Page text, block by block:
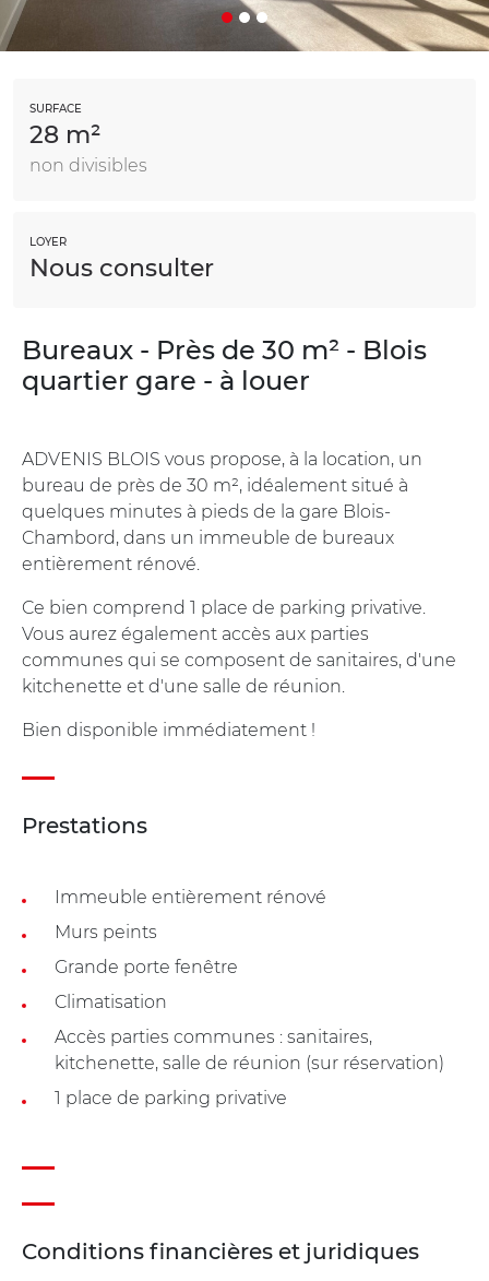
SURFACE
28 m²
non divisibles
LOYER
Nous consulter
Bureaux - Près de 30 m² - Blois
quartier gare - à louer
ADVENIS BLOIS vous propose, à la location, un
bureau de près de 30 m², idéalement situé à
quelques minutes à pieds de la gare Blois-
Chambord, dans un immeuble de bureaux
entièrement rénové.
Ce bien comprend 1 place de parking privative.
Vous aurez également accès aux parties
communes qui se composent de sanitaires, d'une
kitchenette et d'une salle de réunion.
Bien disponible immédiatement !
Prestations
Immeuble entièrement rénové
Murs peints
Grande porte fenêtre
Climatisation
Accès parties communes : sanitaires,
kitchenette, salle de réunion (sur réservation)
1 place de parking privative
Conditions financières et juridiques